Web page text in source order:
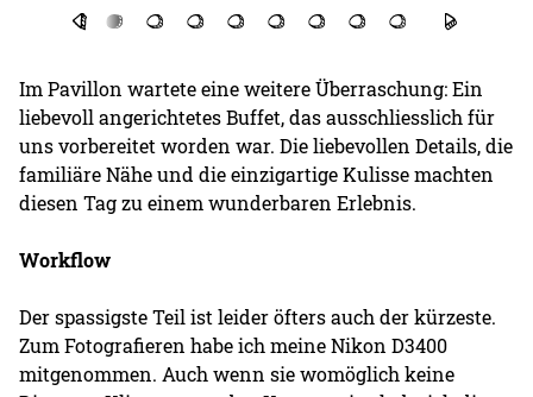
Im Pavillon wartete eine weitere Überraschung: Ein
liebevoll angerichtetes Buffet, das ausschliesslich für
uns vorbereitet worden war. Die liebevollen Details, die
familiäre Nähe und die einzigartige Kulisse machten
diesen Tag zu einem wunderbaren Erlebnis.
Workflow
Der spassigste Teil ist leider öfters auch der kürzeste.
Zum Fotografieren habe ich meine Nikon D3400
mitgenommen. Auch wenn sie womöglich keine